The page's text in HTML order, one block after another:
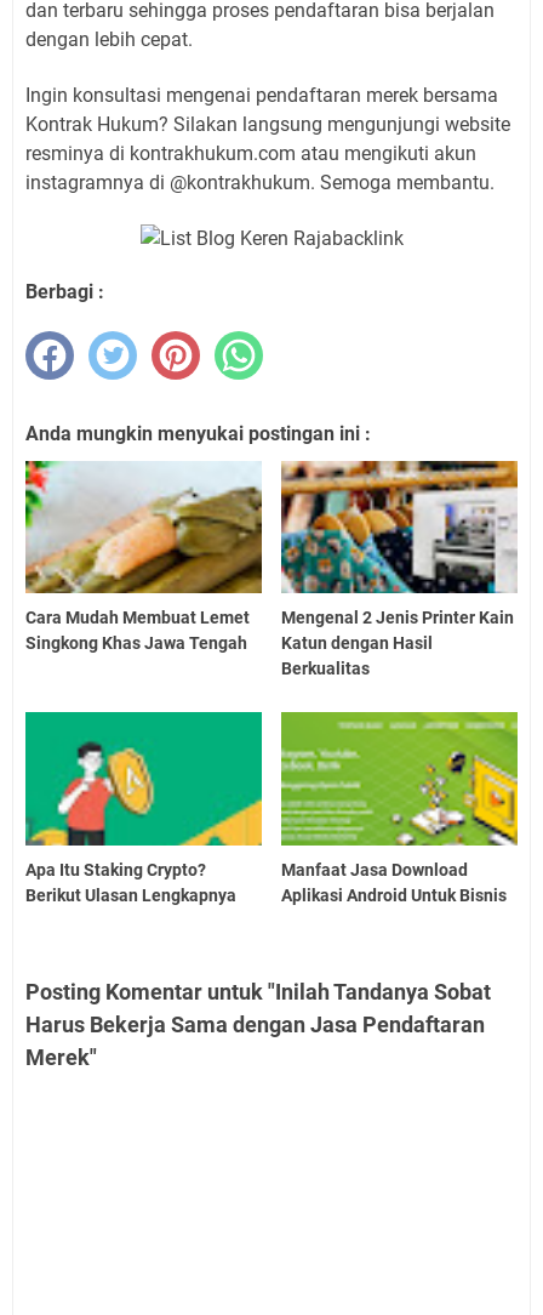
dan terbaru sehingga proses pendaftaran bisa berjalan
dengan lebih cepat.
Ingin konsultasi mengenai pendaftaran merek bersama
Kontrak Hukum? Silakan langsung mengunjungi website
resminya di kontrakhukum.com atau mengikuti akun
instagramnya di @kontrakhukum. Semoga membantu.
Berbagi :
Anda mungkin menyukai postingan ini :
Cara Mudah Membuat Lemet
Singkong Khas Jawa Tengah
Mengenal 2 Jenis Printer Kain
Katun dengan Hasil
Berkualitas
Apa Itu Staking Crypto?
Berikut Ulasan Lengkapnya
Manfaat Jasa Download
Aplikasi Android Untuk Bisnis
Posting Komentar untuk "Inilah Tandanya Sobat
Harus Bekerja Sama dengan Jasa Pendaftaran
Merek"